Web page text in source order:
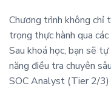
Chương trình không chỉ
trọng thực hành qua
Sau khoá học, bạn sẽ
năng điều tra chuyên
SOC Analyst (Tier 2/3)